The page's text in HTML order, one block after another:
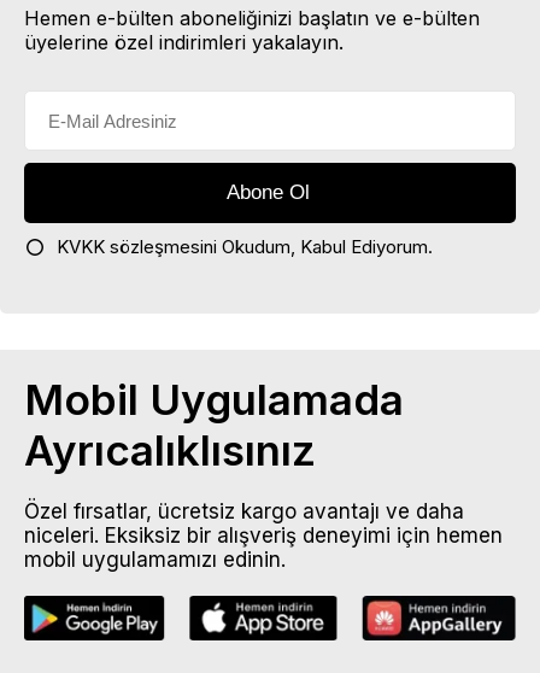
Hemen e-bülten aboneliğinizi başlatın ve e-bülten
üyelerine özel indirimleri yakalayın.
KVKK sözleşmesini Okudum, Kabul Ediyorum.
Mobil Uygulamada
Ayrıcalıklısınız
Özel fırsatlar, ücretsiz kargo avantajı ve daha
niceleri. Eksiksiz bir alışveriş deneyimi için hemen
mobil uygulamamızı edinin.